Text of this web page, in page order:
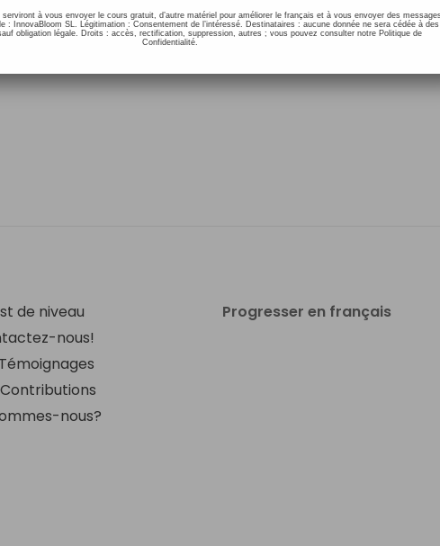
de niveau
nous!
nous?
Progresser en français
à vous envoyer le cours gratuit, d’autre matériel pour améliorer le français et à vous envoyer des
: InnovaBloom SL. Légitimation : Consentement de l’intéressé. Destinataires : aucune donnée ne sera cédée à des
obligation légale. Droits : accès, rectification, suppression, autres ; vous pouvez consulter notre Politique de
Confidentialité.